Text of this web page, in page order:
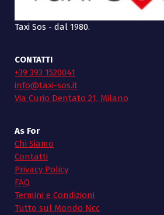
Taxi Sos - dal 1980.
CONTATTI
+39 393 1520041
info@taxi-sos.it
Via Curio Dentato 21, Milano
As For
Chi Siamo
Contatti
Privacy Policy
FAQ
Termini e Condizioni
Tutto sul Mondo Ncc